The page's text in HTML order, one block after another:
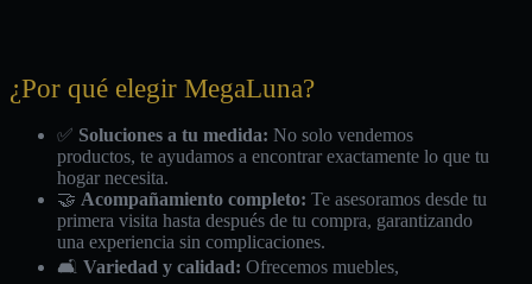
¿Por qué elegir MegaLuna?
✅ Soluciones a tu medida: No solo vendemos
productos, te ayudamos a encontrar exactamente lo que tu
hogar necesita.
🤝 Acompañamiento completo: Te asesoramos desde tu
primera visita hasta después de tu compra, garantizando
una experiencia sin complicaciones.
🛋️ Variedad y calidad: Ofrecemos muebles,